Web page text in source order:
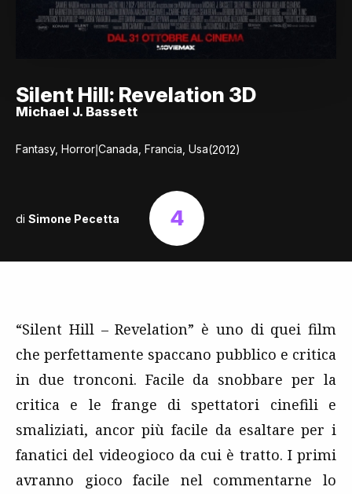
Silent Hill: Revelation 3D
Michael J. Bassett
Fantasy, Horror|Canada, Francia, Usa(2012)
di Simone Pecetta 4
“Silent Hill – Revelation” è uno di quei film
che perfettamente spaccano pubblico e critica
in due tronconi. Facile da snobbare per la
critica e le frange di spettatori cinefili e
smaliziati, ancor più facile da esaltare per i
fanatici del videogioco da cui è tratto. I primi
avranno gioco facile nel commentarne lo